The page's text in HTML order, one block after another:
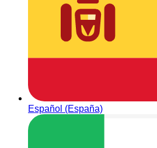
Español (España)